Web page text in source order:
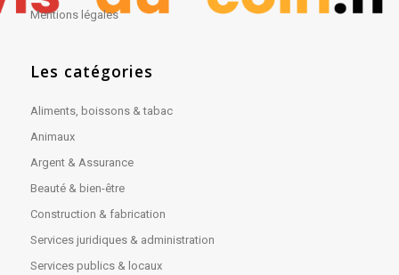
Mentions légales
Les catégories
Aliments, boissons & tabac
Animaux
Argent & Assurance
Beauté & bien-être
Construction & fabrication
Services juridiques & administration
Services publics & locaux